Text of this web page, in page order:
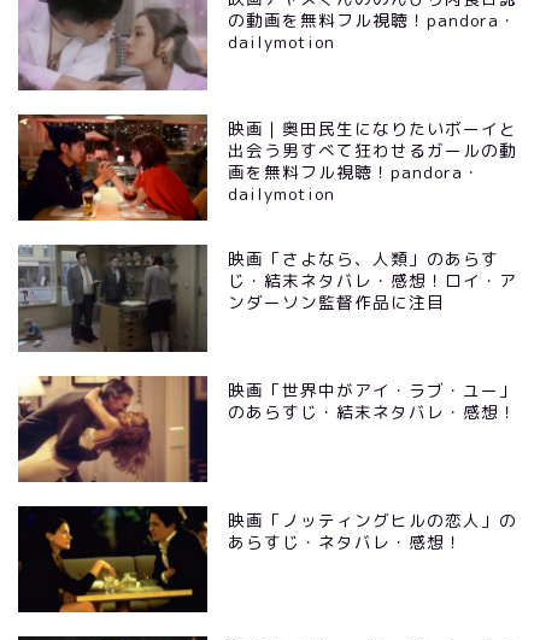
の動画を無料フル視聴！pandora・
dailymotion
映画｜奥田民生になりたいボーイと
出会う男すべて狂わせるガールの動
画を無料フル視聴！pandora・
dailymotion
映画「さよなら、人類」のあらす
じ・結末ネタバレ・感想！ロイ・ア
ンダーソン監督作品に注目
映画「世界中がアイ・ラブ・ユー」
のあらすじ・結末ネタバレ・感想！
映画「ノッティングヒルの恋人」の
あらすじ・ネタバレ・感想！